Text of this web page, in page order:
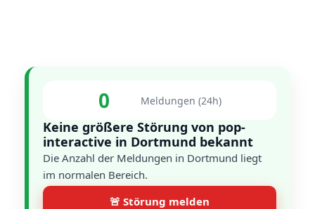
0 Meldungen (24h)
Keine größere Störung von pop-
interactive in Dortmund bekannt
Die Anzahl der Meldungen in Dortmund liegt
im normalen Bereich.
🚨 Störung melden